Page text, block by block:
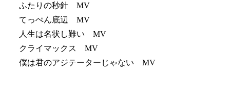
ふたりの秒針 MV
てっぺん底辺 MV
人生は名状し難い MV
クライマックス MV
僕は君のアジテーターじゃない MV